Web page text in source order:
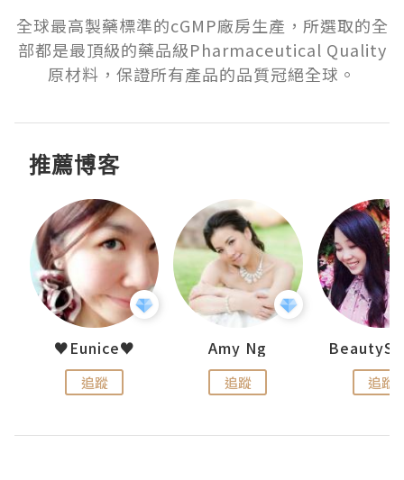
全球最高製藥標準的cGMP廠房生產，所選取的全
部都是最頂級的藥品級Pharmaceutical Quality
推薦博客
♥Eunice♥
追蹤
Amy Ng
追蹤 追蹤